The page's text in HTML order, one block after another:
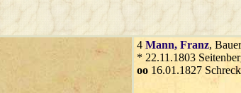
4 Mann, Franz, Bauer
* 22.11.1803
oo 16.01.1827